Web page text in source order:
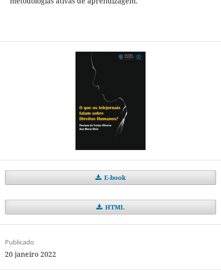
E-book
HTML
Publicado
20 janeiro 2022